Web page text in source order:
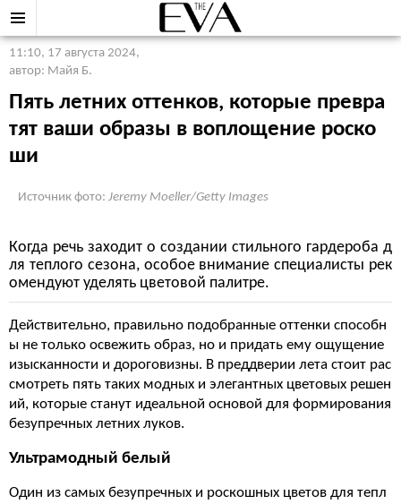
11:10, 17 августа 2024,
автор: Майя Б.
Пять летних оттенков, которые превра
тят ваши образы в воплощение роско
ши
Источник фото: Jeremy Moeller/Getty Images
Когда речь заходит о создании стильного гардероба д
ля теплого сезона, особое внимание специалисты рек
омендуют уделять цветовой палитре.
Действительно, правильно подобранные оттенки способн
ы не только освежить образ, но и придать ему ощущение
изысканности и дороговизны. В преддверии лета стоит рас
смотреть пять таких модных и элегантных цветовых решен
ий, которые станут идеальной основой для формирования
безупречных летних луков.
Ультрамодный белый
Один из самых безупречных и роскошных цветов для тепл